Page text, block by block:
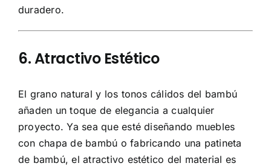
duradero.
6. Atractivo Estético
El grano natural y los tonos cálidos del bambú
añaden un toque de elegancia a cualquier
proyecto. Ya sea que esté diseñando muebles
con chapa de bambú o fabricando una patineta
de bambú, el atractivo estético del material es